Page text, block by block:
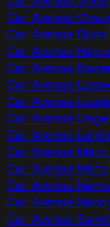
Car Avenue
Car Avenue Dijon
Car Avenue
Car Avenue
Car Avenue
Car Avenue
Car Avenue Liege
Car Avenue
Car Avenue
Car Avenue Metz
Car Avenue
Car Avenue
Car Avenue